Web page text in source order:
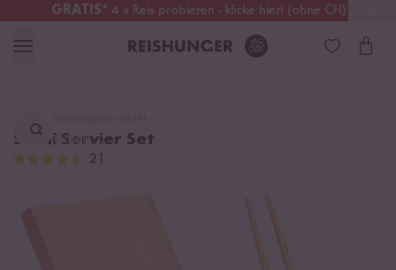
GRATIS* 4 x Reis probieren - klicke hier! (ohne CH)
Schweiz Alle Zölle & Steuern inklusive
finden ...
Sushi Servier Set
21